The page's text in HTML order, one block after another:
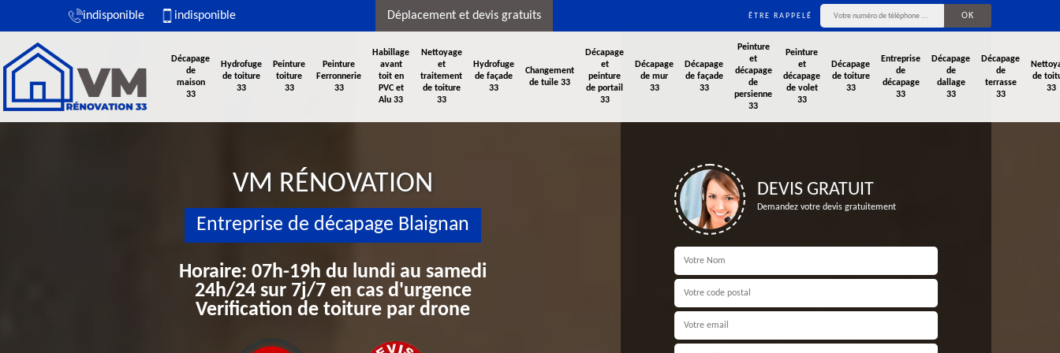
indisponible indisponible Déplacement et devis gratuits ÊTRE RAPPELÉ
Décapage
de
maison
33
Hydrofuge
de toiture
33
Peinture
toiture
33
Peinture
Ferronnerie
33
Habillage
avant
toit en
PVC et
Alu 33
Nettoyage
et
traitement
de toiture
33
Hydrofuge
de façade
33
Changement
de tuile 33
Décapage
et
peinture
de portail
33
Décapage
de mur
33
Décapage
de façade
33
Peinture
et
décapage
de
persienne
33
Peinture
et
décapage
de volet
33
Décapage
de toiture
33
Entreprise
de
décapage
33
Décapage
de
dallage
33
Décapage
de
terrasse
33
de
33
VM RÉNOVATION
Entreprise de décapage Blaignan
Horaire: 07h-19h du lundi au samedi
24h/24 sur 7j/7 en cas d'urgence
Verification de toiture par drone
DEVIS GRATUIT
Demandez votre devis gratuitement